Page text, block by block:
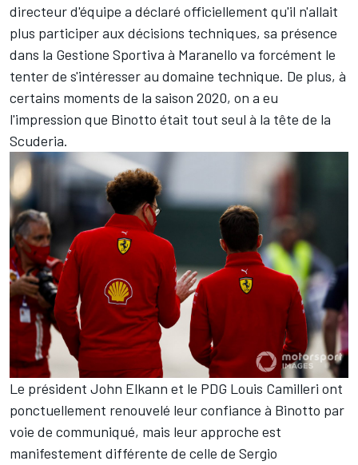
directeur d'équipe a déclaré officiellement qu'il n'allait
plus participer aux décisions techniques, sa présence
dans la Gestione Sportiva à Maranello va forcément le
tenter de s'intéresser au domaine technique. De plus, à
certains moments de la saison 2020, on a eu
l'impression que Binotto était tout seul à la tête de la
Scuderia.
Le président John Elkann et le PDG Louis Camilleri ont
ponctuellement renouvelé leur confiance à Binotto par
voie de communiqué, mais leur approche est
manifestement différente de celle de Sergio